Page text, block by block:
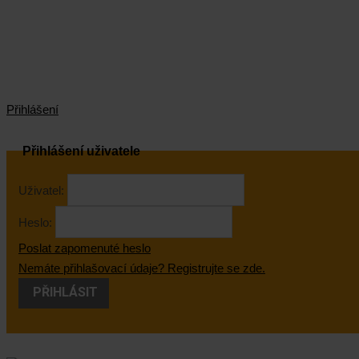
Přihlášení
Přihlášení uživatele
Uživatel:
Heslo:
Poslat zapomenuté heslo
Nemáte přihlašovací údaje? Registrujte se zde.